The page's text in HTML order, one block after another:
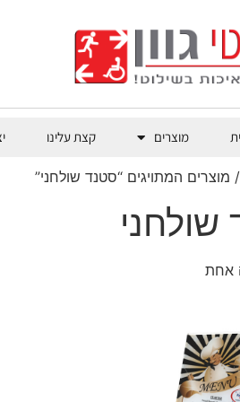
מוצרים קצת עלינו
/ מוצרים המתויגים “סטנד שולחני”
שולחני
אחת